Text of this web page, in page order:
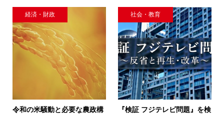
経済・財政
令和の米騒動と必要な農政構
社会・教育
『検証 フジテレビ問題』を検